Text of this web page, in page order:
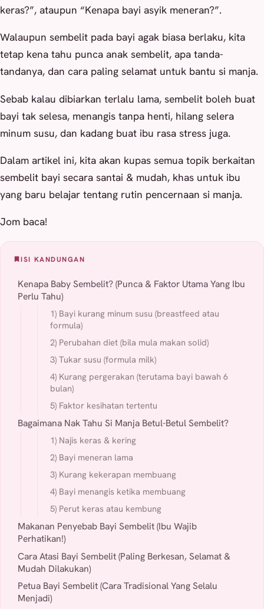
keras?”, ataupun “Kenapa bayi asyik meneran?”.
Walaupun sembelit pada bayi agak biasa berlaku, kita
tetap kena tahu punca anak sembelit, apa tanda-
tandanya, dan cara paling selamat untuk bantu si manja.
Sebab kalau dibiarkan terlalu lama, sembelit boleh buat
bayi tak selesa, menangis tanpa henti, hilang selera
minum susu, dan kadang buat ibu rasa stress juga.
Dalam artikel ini, kita akan kupas semua topik berkaitan
sembelit bayi secara santai & mudah, khas untuk ibu
yang baru belajar tentang rutin pencernaan si manja.
Jom baca!
ISI KANDUNGAN
Kenapa Baby Sembelit? (Punca & Faktor Utama Yang Ibu
Perlu Tahu)
1) Bayi kurang minum susu (breastfeed atau
formula)
2) Perubahan diet (bila mula makan solid)
3) Tukar susu (formula milk)
4) Kurang pergerakan (terutama bayi bawah 6
bulan)
5) Faktor kesihatan tertentu
Bagaimana Nak Tahu Si Manja Betul-Betul Sembelit?
1) Najis keras & kering
2) Bayi meneran lama
3) Kurang kekerapan membuang
4) Bayi menangis ketika membuang
5) Perut keras atau kembung
Makanan Penyebab Bayi Sembelit (Ibu Wajib
Perhatikan!)
Cara Atasi Bayi Sembelit (Paling Berkesan, Selamat &
Mudah Dilakukan)
Petua Bayi Sembelit (Cara Tradisional Yang Selalu
Menjadi)